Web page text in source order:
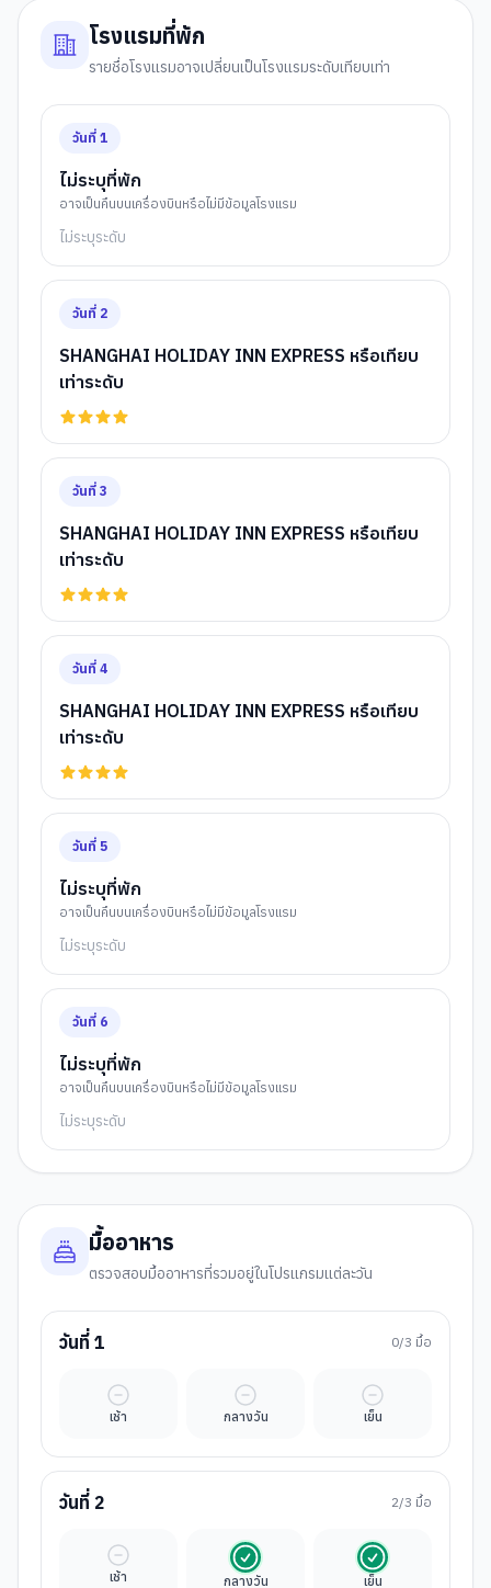
โรงแรมที่พัก
รายชื่อโรงแรมอาจเปลี่ยนเป็นโรงแรมระดับเทียบเท่า
วันที่ 1
ไม่ระบุที่พัก
อาจเป็นคืนบนเครื่องบินหรือไม่มีข้อมูลโรงแรม
ไม่ระบุระดับ
วันที่ 2
SHANGHAI HOLIDAY INN EXPRESS หรือเทียบ
เท่าระดับ
วันที่ 3
SHANGHAI HOLIDAY INN EXPRESS หรือเทียบ
เท่าระดับ
วันที่ 4
SHANGHAI HOLIDAY INN EXPRESS หรือเทียบ
เท่าระดับ
วันที่ 5
ไม่ระบุที่พัก
อาจเป็นคืนบนเครื่องบินหรือไม่มีข้อมูลโรงแรม
ไม่ระบุระดับ
วันที่ 6
ไม่ระบุที่พัก
อาจเป็นคืนบนเครื่องบินหรือไม่มีข้อมูลโรงแรม
ไม่ระบุระดับ
มื้ออาหาร
ตรวจสอบมื้ออาหารที่รวมอยู่ในโปรแกรมแต่ละวัน
วันที่ 1 0/3 มื้อ
เช้า
มื้ออิสระ
กลางวัน
มื้ออิสระ
เย็น
มื้ออิสระ
วันที่ 2 2/3 มื้อ
เช้า
มื้ออิสระ
กลางวัน
รวมในค่าทัวร์
เย็น
รวมในค่าทัวร์